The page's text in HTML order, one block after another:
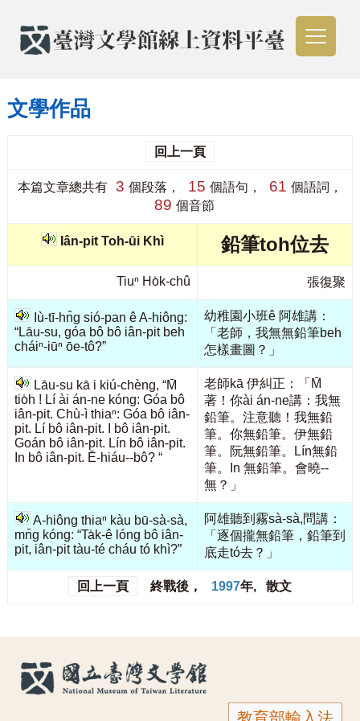
文學作品
回上一頁
本篇文章總共有 3 個段落， 15 個語句， 61 個語詞，
89 個音節
Iân-pit Toh-ūi Khì 鉛筆toh位去
Tiuⁿ Ho̍k-chû 張復聚
Iù-tī-hn̂g sió-pan ê A-hiông:
“Lāu-su, góa bô bô iân-pit beh
cháiⁿ-iūⁿ ōe-tô͘?”
幼稚園小班ê 阿雄講：
「老師，我無無鉛筆beh
怎樣畫圖？」
Lāu-su kā i kiú-chèng, “M̄
tio̍h ! Lí ài án-ne kóng: Góa bô
iân-pit. Chù-ì thiaⁿ: Góa bô iân-
pit. Lí bô iân-pit. I bô iân-pit.
Goán bô iân-pit. Lín bô iân-pit.
In bô iân-pit. Ē-hiáu--bô? “
老師kā 伊糾正：「M̄
著！你ài án-ne講：我無
鉛筆。注意聽！我無鉛
筆。你無鉛筆。伊無鉛
筆。阮無鉛筆。Lín無鉛
筆。In 無鉛筆。會曉--
無？」
A-hiông thiaⁿ kàu bū-sà-sà,
mn̄g kóng: “Ta̍k-ê lóng bô iân-
pit, iân-pit tàu-té cháu tó khì?”
阿雄聽到霧sà-sà,問講：
「逐個攏無鉛筆，鉛筆到
底走tó去？」
回上一頁 終戰後， 1997年, 散文